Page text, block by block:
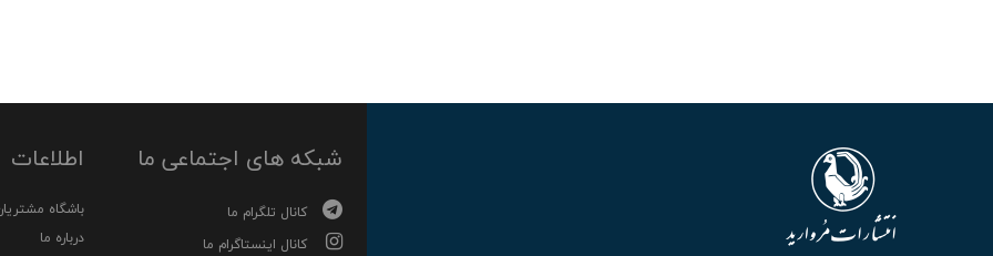
شبکه های اجتماعی ما
کانال تلگرام ما
کانال اینستاگرام ما
اطلاعات
باشگاه
درباره ما